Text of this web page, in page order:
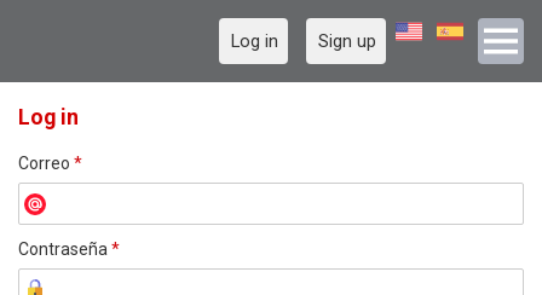
Log in Sign up
Log in
Correo *
Contraseña *